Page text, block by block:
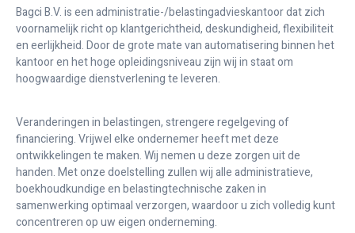
Bagci B.V. is een administratie-/belastingadvieskantoor dat zich
voornamelijk richt op klantgerichtheid, deskundigheid, flexibiliteit
en eerlijkheid. Door de grote mate van automatisering binnen het
kantoor en het hoge opleidingsniveau zijn wij in staat om
hoogwaardige dienstverlening te leveren.
Veranderingen in belastingen, strengere regelgeving of
financiering. Vrijwel elke ondernemer heeft met deze
ontwikkelingen te maken. Wij nemen u deze zorgen uit de
handen. Met onze doelstelling zullen wij alle administratieve,
boekhoudkundige en belastingtechnische zaken in
samenwerking optimaal verzorgen, waardoor u zich volledig kunt
concentreren op uw eigen onderneming.